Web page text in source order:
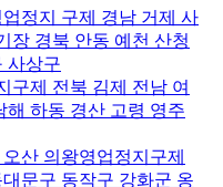
정지 구제 경남 거제 사
장 경북 안동 예천 산청
사상구
구제 전북 김제 전남 여
해 하동 경산 고령 영주
산 의왕영업정지구제
문구 동작구 강화군 옹